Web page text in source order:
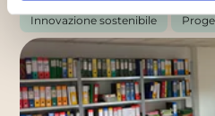
Innovazione sostenibile